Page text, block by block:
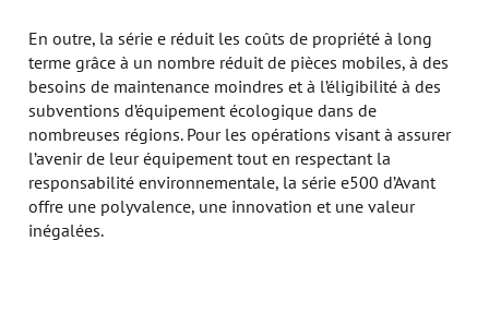
En outre, la série e réduit les coûts de propriété à long
terme grâce à un nombre réduit de pièces mobiles, à des
besoins de maintenance moindres et à l’éligibilité à des
subventions d’équipement écologique dans de
nombreuses régions. Pour les opérations visant à assurer
l’avenir de leur équipement tout en respectant la
responsabilité environnementale, la série e500 d’Avant
offre une polyvalence, une innovation et une valeur
inégalées.